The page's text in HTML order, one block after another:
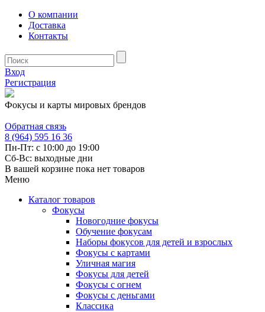
О компании
Доставка
Контакты
Вход
Регистрация
Фокусы и карты мировых брендов
Обратная связь
8 (964) 595 16 36
Пн-Пт: с 10:00 до 19:00
Сб-Вс: выходные дни
В вашей корзине пока нет товаров
Меню
Каталог товаров
Фокусы
Новогодние фокусы
Обучение фокусам
Наборы фокусов для детей и взрослых
Фокусы с картами
Уличная магия
Фокусы для детей
Фокусы с огнем
Фокусы с деньгами
Классика